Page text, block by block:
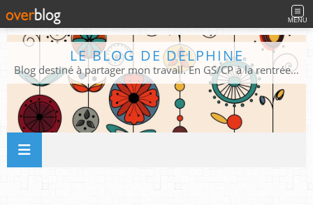
MENU
LE BLOG DE DELPHINE
Blog destiné à partager mon travail. En GS/CP à la rentrée 2026/2027 !